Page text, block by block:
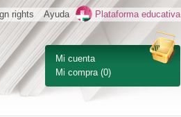
Mi cuenta
Mi compra (0)
rights Ayuda Plataforma educativa